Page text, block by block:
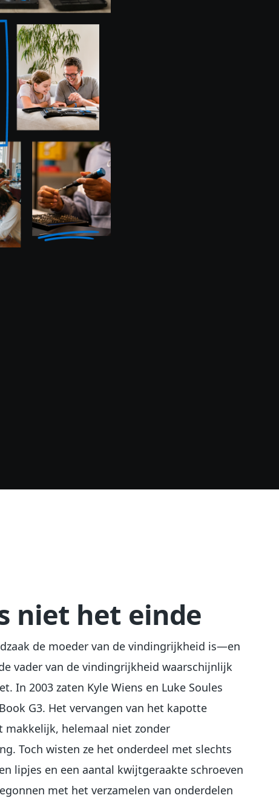
niet het einde
de moeder van de vindingrijkheid is—en
vader van de vindingrijkheid waarschijnlijk
In 2003 zaten Kyle Wiens en Luke Soules
G3. Het vervangen van het kapotte
makkelijk, helemaal niet zonder
Toch wisten ze het onderdeel met slechts
lipjes en een aantal kwijtgeraakte schroeven
met het verzamelen van onderdelen